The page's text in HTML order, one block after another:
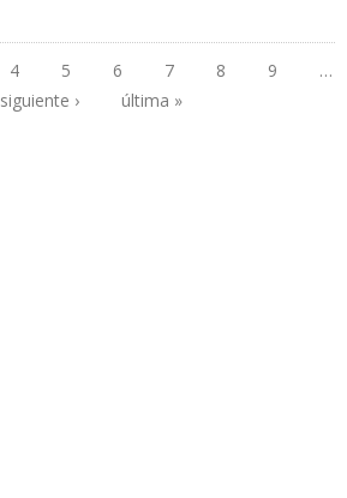
4 5 6 7 8 9
…
siguiente ›
última »